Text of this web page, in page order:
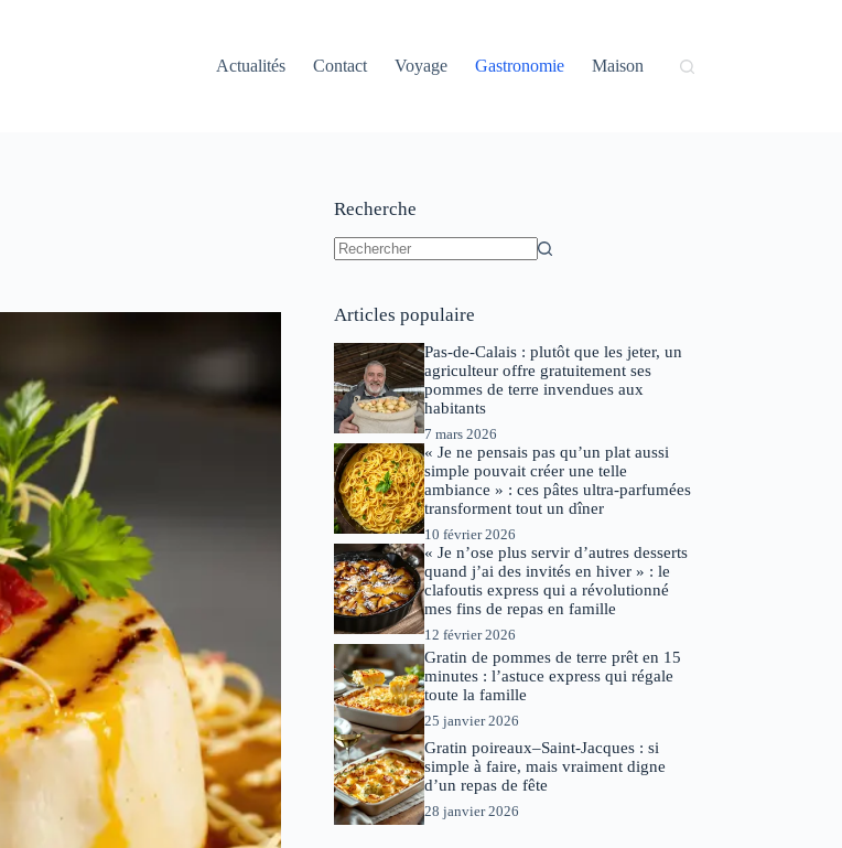
Actualités
Contact Voyage Gastronomie Maison
Recherche
Articles populaire
Pas-de-Calais : plutôt que les jeter, un
agriculteur offre gratuitement ses
pommes de terre invendues aux
habitants
7 mars 2026
« Je ne pensais pas qu’un plat aussi
simple pouvait créer une telle
ambiance » : ces pâtes ultra-parfumées
transforment tout un dîner
10 février 2026
« Je n’ose plus servir d’autres desserts
quand j’ai des invités en hiver » : le
clafoutis express qui a révolutionné
mes fins de repas en famille
12 février 2026
Gratin de pommes de terre prêt en 15
minutes : l’astuce express qui régale
toute la famille
25 janvier 2026
Gratin poireaux–Saint-Jacques : si
simple à faire, mais vraiment digne
d’un repas de fête
28 janvier 2026